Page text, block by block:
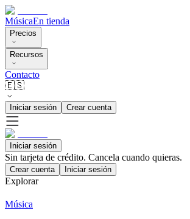
MúsicaEn tienda
Precios
Recursos
Contacto
🇪🇸
Iniciar sesión Crear cuenta
Iniciar sesión
Sin tarjeta de crédito. Cancela cuando quieras.
Crear cuenta Iniciar sesión
Explorar
Música